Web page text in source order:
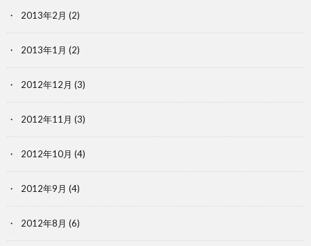
2013年2月 (2)
2013年1月 (2)
2012年12月 (3)
2012年11月 (3)
2012年10月 (4)
2012年9月 (4)
2012年8月 (6)